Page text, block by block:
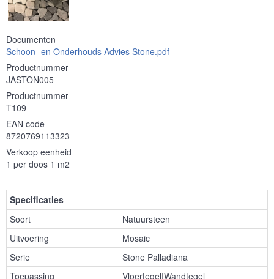
Documenten
Schoon- en Onderhouds Advies Stone.pdf
Productnummer
JASTON005
Productnummer
T109
EAN code
8720769113323
Verkoop eenheid
1 per doos 1 m2
Specificaties
Soort
Natuursteen
Uitvoering
Mosaic
Serie
Stone Palladiana
Toepassing
Vloertegel|Wandtegel